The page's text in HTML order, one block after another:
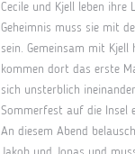
Cecile und Kjell leben ihre
Geheimnis muss sie mit
sein. Gemeinsam mit
kommen dort das erste
sich unsterblich
Sommerfest auf die Insel
An diesem Abend